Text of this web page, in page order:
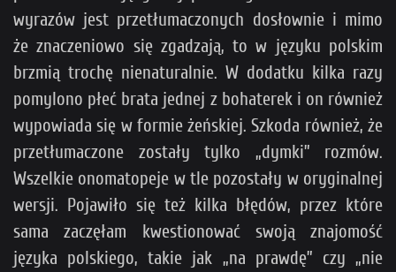
wyrazów jest przetłumaczonych dosłownie i mimo
że znaczeniowo się zgadzają, to w języku polskim
brzmią trochę nienaturalnie. W dodatku kilka razy
pomylono płeć brata jednej z bohaterek i on również
wypowiada się w formie żeńskiej. Szkoda również, że
przetłumaczone zostały tylko „dymki” rozmów.
Wszelkie onomatopeje w tle pozostały w oryginalnej
wersji. Pojawiło się też kilka błędów, przez które
sama zaczęłam kwestionować swoją znajomość
języka polskiego, takie jak „na prawdę” czy „nie